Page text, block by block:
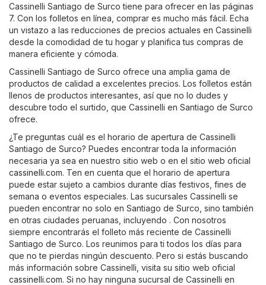
Cassinelli Santiago de Surco tiene para ofrecer en las páginas
7. Con los folletos en línea, comprar es mucho más fácil. Echa
un vistazo a las reducciones de precios actuales en Cassinelli
desde la comodidad de tu hogar y planifica tus compras de
manera eficiente y cómoda.
Cassinelli Santiago de Surco ofrece una amplia gama de
productos de calidad a excelentes precios. Los folletos están
llenos de productos interesantes, así que no lo dudes y
descubre todo el surtido, que Cassinelli en Santiago de Surco
ofrece.
¿Te preguntas cuál es el horario de apertura de Cassinelli
Santiago de Surco? Puedes encontrar toda la información
necesaria ya sea en nuestro sitio web o en el sitio web oficial
cassinelli.com. Ten en cuenta que el horario de apertura
puede estar sujeto a cambios durante días festivos, fines de
semana o eventos especiales. Las sucursales Cassinelli se
pueden encontrar no solo en Santiago de Surco, sino también
en otras ciudades peruanas, incluyendo . Con nosotros
siempre encontrarás el folleto más reciente de Cassinelli
Santiago de Surco. Los reunimos para ti todos los días para
que no te pierdas ningún descuento. Pero si estás buscando
más información sobre Cassinelli, visita su sitio web oficial
cassinelli.com. Si no hay ninguna sucursal de Cassinelli en